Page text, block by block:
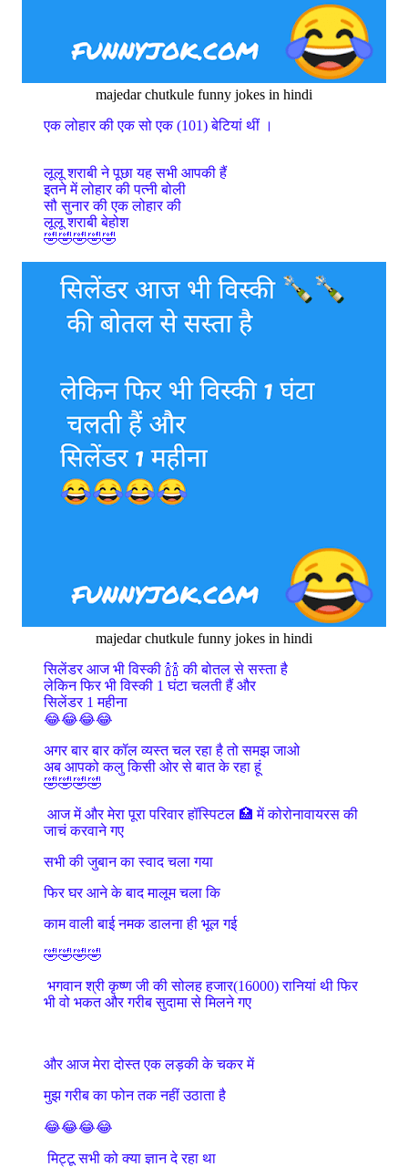
majedar chutkule funny jokes in hindi
एक लोहार की एक सो एक (101) बेटियां थीं ।
लूलू शराबी ने पूछा यह सभी आपकी हैं
इतने में लोहार की पत्नी बोली
सौ सुनार की एक लोहार की
लूलू शराबी बेहोश
🤣🤣🤣🤣🤣
majedar chutkule funny jokes in hindi
सिलेंडर आज भी विस्की 🍾🍾 की बोतल से सस्ता है
लेकिन फिर भी विस्की 1 घंटा चलती हैं और
सिलेंडर 1 महीना
😂😂😂😂
अगर बार बार कॉल व्यस्त चल रहा है तो समझ जाओ
अब आपको कलु किसी ओर से बात के रहा हूं
🤣🤣🤣🤣
आज में और मेरा पूरा परिवार हॉस्पिटल 🏥 में कोरोनावायरस की
जाचं करवाने गए
सभी की जुबान का स्वाद चला गया
फिर घर आने के बाद मालूम चला कि
काम वाली बाई नमक डालना ही भूल गई
🤣🤣🤣🤣
भगवान श्री कृष्ण जी की सोलह हजार(16000) रानियां थी फिर
भी वो भकत और गरीब सुदामा से मिलने गए
और आज मेरा दोस्त एक लड़की के चकर में
मुझ गरीब का फोन तक नहीं उठाता है
😂😂😂😂
मिट्टू सभी को क्या ज्ञान दे रहा था